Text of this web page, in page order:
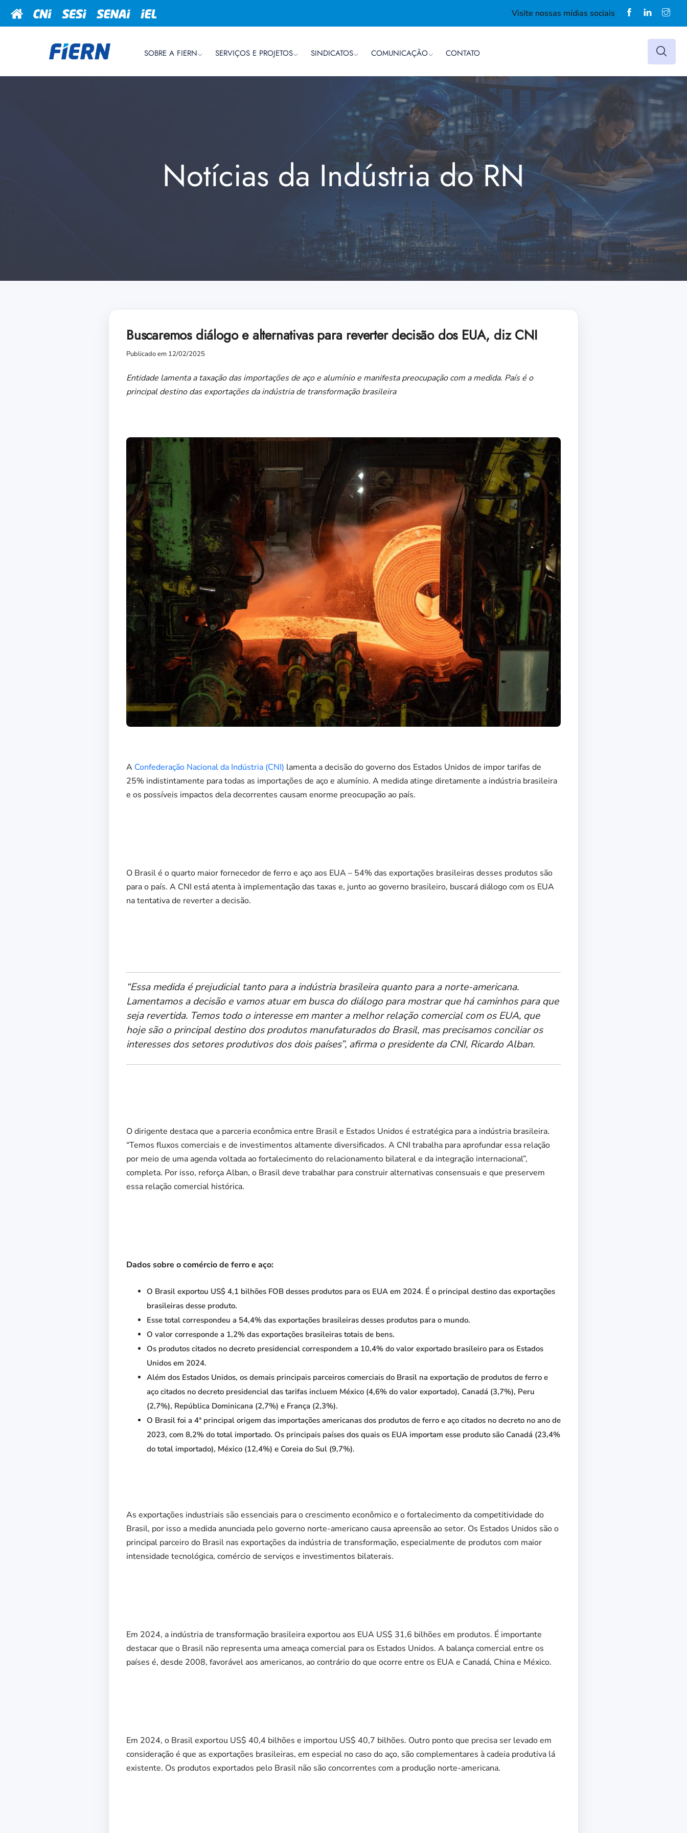
Visite nossas mídias sociais
SOBRE A FIERN SERVIÇOS E PROJETOS SINDICATOS COMUNICAÇÃO CONTATO
Notícias da Indústria do RN
Buscaremos diálogo e alternativas para reverter decisão dos EUA, diz CNI
Publicado em 12/02/2025
Entidade lamenta a taxação das importações de aço e alumínio e manifesta preocupação com a medida. País é o
principal destino das exportações da indústria de transformação brasileira
A Confederação Nacional da Indústria (CNI) lamenta a decisão do governo dos Estados Unidos de impor tarifas de
25% indistintamente para todas as importações de aço e alumínio. A medida atinge diretamente a indústria brasileira
e os possíveis impactos dela decorrentes causam enorme preocupação ao país.
O Brasil é o quarto maior fornecedor de ferro e aço aos EUA – 54% das exportações brasileiras desses produtos são
para o país. A CNI está atenta à implementação das taxas e, junto ao governo brasileiro, buscará diálogo com os EUA
na tentativa de reverter a decisão.
“Essa medida é prejudicial tanto para a indústria brasileira quanto para a norte-americana.
Lamentamos a decisão e vamos atuar em busca do diálogo para mostrar que há caminhos para que
seja revertida. Temos todo o interesse em manter a melhor relação comercial com os EUA, que
hoje são o principal destino dos produtos manufaturados do Brasil, mas precisamos conciliar os
interesses dos setores produtivos dos dois países”, afirma o presidente da CNI, Ricardo Alban.
O dirigente destaca que a parceria econômica entre Brasil e Estados Unidos é estratégica para a indústria brasileira.
“Temos fluxos comerciais e de investimentos altamente diversificados. A CNI trabalha para aprofundar essa relação
por meio de uma agenda voltada ao fortalecimento do relacionamento bilateral e da integração internacional”,
completa. Por isso, reforça Alban, o Brasil deve trabalhar para construir alternativas consensuais e que preservem
essa relação comercial histórica.
Dados sobre o comércio de ferro e aço:
O Brasil exportou US$ 4,1 bilhões FOB desses produtos para os EUA em 2024. É o principal destino das exportações
brasileiras desse produto.
Esse total correspondeu a 54,4% das exportações brasileiras desses produtos para o mundo.
O valor corresponde a 1,2% das exportações brasileiras totais de bens.
Os produtos citados no decreto presidencial correspondem a 10,4% do valor exportado brasileiro para os Estados
Unidos em 2024.
Além dos Estados Unidos, os demais principais parceiros comerciais do Brasil na exportação de produtos de ferro e
aço citados no decreto presidencial das tarifas incluem México (4,6% do valor exportado), Canadá (3,7%), Peru
(2,7%), República Dominicana (2,7%) e França (2,3%).
O Brasil foi a 4ª principal origem das importações americanas dos produtos de ferro e aço citados no decreto no ano de
2023, com 8,2% do total importado. Os principais países dos quais os EUA importam esse produto são Canadá (23,4%
do total importado), México (12,4%) e Coreia do Sul (9,7%).
As exportações industriais são essenciais para o crescimento econômico e o fortalecimento da competitividade do
Brasil, por isso a medida anunciada pelo governo norte-americano causa apreensão ao setor. Os Estados Unidos são o
principal parceiro do Brasil nas exportações da indústria de transformação, especialmente de produtos com maior
intensidade tecnológica, comércio de serviços e investimentos bilaterais.
Em 2024, a indústria de transformação brasileira exportou aos EUA US$ 31,6 bilhões em produtos. É importante
destacar que o Brasil não representa uma ameaça comercial para os Estados Unidos. A balança comercial entre os
países é, desde 2008, favorável aos americanos, ao contrário do que ocorre entre os EUA e Canadá, China e México.
Em 2024, o Brasil exportou US$ 40,4 bilhões e importou US$ 40,7 bilhões. Outro ponto que precisa ser levado em
consideração é que as exportações brasileiras, em especial no caso do aço, são complementares à cadeia produtiva lá
existente. Os produtos exportados pelo Brasil não são concorrentes com a produção norte-americana.